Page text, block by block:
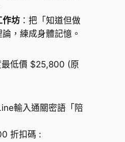
作坊：把「知道但做
，練成身體記憶。
最低價 $25,800 (原
輸入通關密語「陪
折扣碼 :